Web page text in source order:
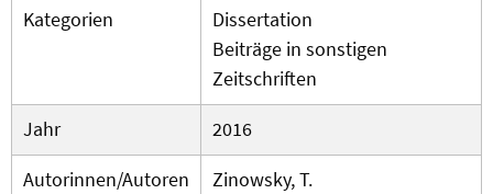
Kategorien
Dissertation
Beiträge in sonstigen
Zeitschriften
Jahr
2016
Autorinnen/Autoren
Zinowsky, T.